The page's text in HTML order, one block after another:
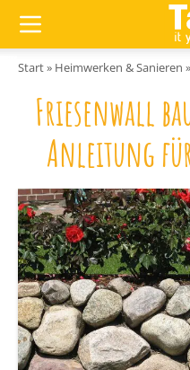
Start» Heimwerken & Sanieren »
Friesenwall
Anleitung